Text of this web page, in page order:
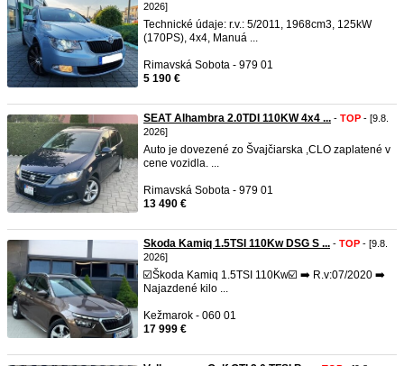
2026]
Technické údaje: r.v.: 5/2011, 1968cm3, 125kW
(170PS), 4x4, Manuá ...
Rimavská Sobota - 979 01
5 190 €
SEAT Alhambra 2.0TDI 110KW 4x4 ... - TOP - [9.8.
2026]
Auto je dovezené zo Švajčiarska ,CLO zaplatené v
cene vozidla. ...
Rimavská Sobota - 979 01
13 490 €
Skoda Kamiq 1.5TSI 110Kw DSG S ... - TOP - [9.8.
2026]
☑️Škoda Kamiq 1.5TSI 110Kw☑️ ➡️ R.v:07/2020 ➡️
Najazdené kilo ...
Kežmarok - 060 01
17 999 €